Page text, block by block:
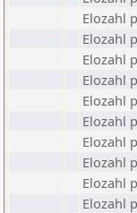
Elozahl
Elozahl
Elozahl
Elozahl
Elozahl
Elozahl
Elozahl
Elozahl
Elozahl
Elozahl